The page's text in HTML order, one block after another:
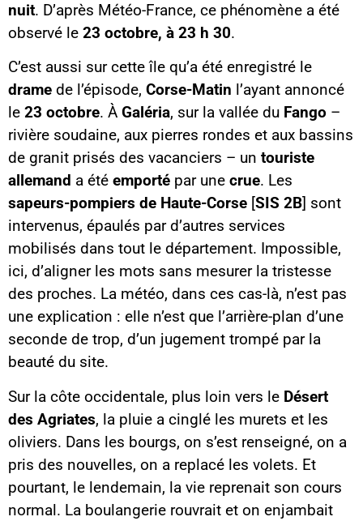
nuit. D’après Météo-France, ce phénomène a été
observé le 23 octobre, à 23 h 30.
C’est aussi sur cette île qu’a été enregistré le
drame de l’épisode, Corse-Matin l’ayant annoncé
le 23 octobre. À Galéria, sur la vallée du Fango –
rivière soudaine, aux pierres rondes et aux bassins
de granit prisés des vacanciers – un touriste
allemand a été emporté par une crue. Les
sapeurs-pompiers de Haute-Corse [SIS 2B] sont
intervenus, épaulés par d’autres services
mobilisés dans tout le département. Impossible,
ici, d’aligner les mots sans mesurer la tristesse
des proches. La météo, dans ces cas-là, n’est pas
une explication : elle n’est que l’arrière-plan d’une
seconde de trop, d’un jugement trompé par la
beauté du site.
Sur la côte occidentale, plus loin vers le Désert
des Agriates, la pluie a cinglé les murets et les
oliviers. Dans les bourgs, on s’est renseigné, on a
pris des nouvelles, on a replacé les volets. Et
pourtant, le lendemain, la vie reprenait son cours
normal. La boulangerie rouvrait et on enjambait